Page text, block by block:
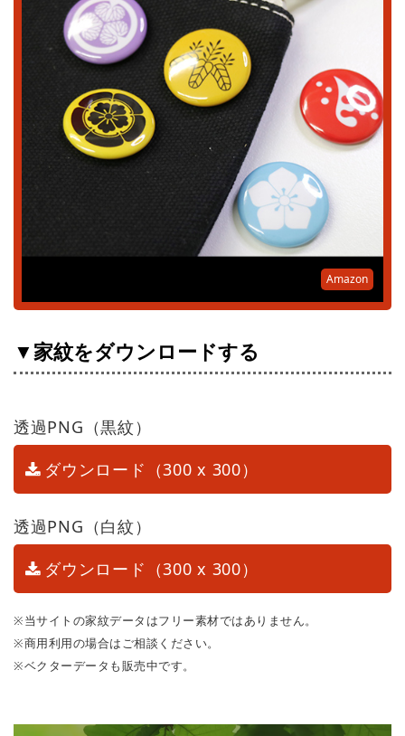
Amazon
▼家紋をダウンロードする
透過PNG（黒紋）
ダウンロード（300 x 300）
透過PNG（白紋）
ダウンロード（300 x 300）
※当サイトの家紋データはフリー素材ではありません。
※商用利用の場合はご相談ください。
※ベクターデータも販売中です。